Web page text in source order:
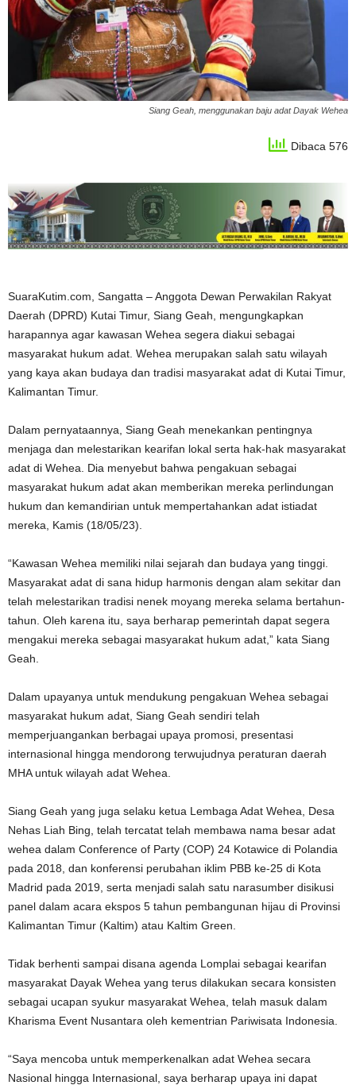
Siang Geah, menggunakan baju adat Dayak Wehea
Dibaca 576
SuaraKutim.com, Sangatta – Anggota Dewan Perwakilan Rakyat
Daerah (DPRD) Kutai Timur, Siang Geah, mengungkapkan
harapannya agar kawasan Wehea segera diakui sebagai
masyarakat hukum adat. Wehea merupakan salah satu wilayah
yang kaya akan budaya dan tradisi masyarakat adat di Kutai Timur,
Kalimantan Timur.
Dalam pernyataannya, Siang Geah menekankan pentingnya
menjaga dan melestarikan kearifan lokal serta hak-hak masyarakat
adat di Wehea. Dia menyebut bahwa pengakuan sebagai
masyarakat hukum adat akan memberikan mereka perlindungan
hukum dan kemandirian untuk mempertahankan adat istiadat
mereka, Kamis (18/05/23).
“Kawasan Wehea memiliki nilai sejarah dan budaya yang tinggi.
Masyarakat adat di sana hidup harmonis dengan alam sekitar dan
telah melestarikan tradisi nenek moyang mereka selama bertahun-
tahun. Oleh karena itu, saya berharap pemerintah dapat segera
mengakui mereka sebagai masyarakat hukum adat,” kata Siang
Geah.
Dalam upayanya untuk mendukung pengakuan Wehea sebagai
masyarakat hukum adat, Siang Geah sendiri telah
memperjuangankan berbagai upaya promosi, presentasi
internasional hingga mendorong terwujudnya peraturan daerah
MHA untuk wilayah adat Wehea.
Siang Geah yang juga selaku ketua Lembaga Adat Wehea, Desa
Nehas Liah Bing, telah tercatat telah membawa nama besar adat
wehea dalam Conference of Party (COP) 24 Kotawice di Polandia
pada 2018, dan konferensi perubahan iklim PBB ke-25 di Kota
Madrid pada 2019, serta menjadi salah satu narasumber disikusi
panel dalam acara ekspos 5 tahun pembangunan hijau di Provinsi
Kalimantan Timur (Kaltim) atau Kaltim Green.
Tidak berhenti sampai disana agenda Lomplai sebagai kearifan
masyarakat Dayak Wehea yang terus dilakukan secara konsisten
sebagai ucapan syukur masyarakat Wehea, telah masuk dalam
Kharisma Event Nusantara oleh kementrian Pariwisata Indonesia.
“Saya mencoba untuk memperkenalkan adat Wehea secara
Nasional hingga Internasional, saya berharap upaya ini dapat